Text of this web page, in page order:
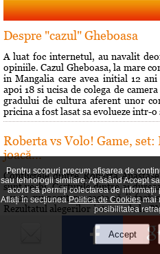
Despre "cazul" Gheboasa
A luat foc internetul, au navalit
opiniile. Cazul Gheboasa, la mare
in Mangalia care avea initial 12
apoi 18 si ucisa de colega de
gradului de cultura aferent unor
pricina a fost lasat sa evolueze intr-o
Roberta vs Volo! Game,
joacă...
Conflictele dintre Roberta
sunt vechi. Certurile dintre ei
vreun cunoscut reuşeşte să îi facă
Rezultatul alegerilor interne de la
dovadă a faptului că liberalii au
Volosevici, arâtându-i voalat că nu
Pentru scopuri precum afișarea de
sau tehnologii similare. Apăsând Accept
acord să permiți colectarea de
Aflați în secțiuneaPolitica de Cookiesmai
posibilitatea